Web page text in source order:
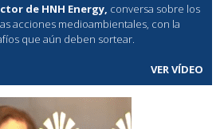
de HNH Energy, conversa sobre los
acciones medioambientales, con la
que aún deben sortear.
VER VÍDEO